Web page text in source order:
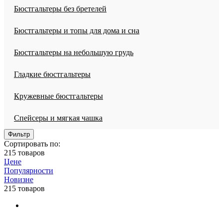
Бюстгальтеры без бретелей
Бюстгальтеры и топы для дома и сна
Бюстгальтеры на небольшую грудь
Гладкие бюстгальтеры
Кружевные бюстгальтеры
Спейсеры и мягкая чашка
Фильтр
Сортировать по:
215 товаров
Цене
Популярности
Новизне
215 товаров